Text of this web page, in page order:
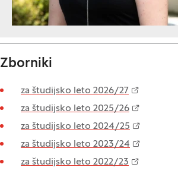
Zborniki
za študijsko leto 2026/27
za študijsko leto 2025/26
za študijsko leto 2024/25
za študijsko leto 2023/24
za študijsko leto 2022/23